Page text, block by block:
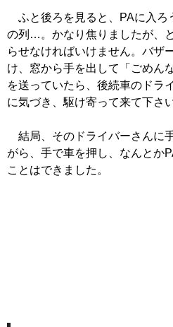
ふと後ろを見ると、PAに入ろ
の列…。かなり焦りましたが、
らせなければいけません。バザ
け、窓から手を出して「ごめん
を送っていたら、後続車のドラ
に気づき、駆け寄って来て下さ
結局、そのドライバーさんに
がら、手で車を押し、なんとか
ことはできました。